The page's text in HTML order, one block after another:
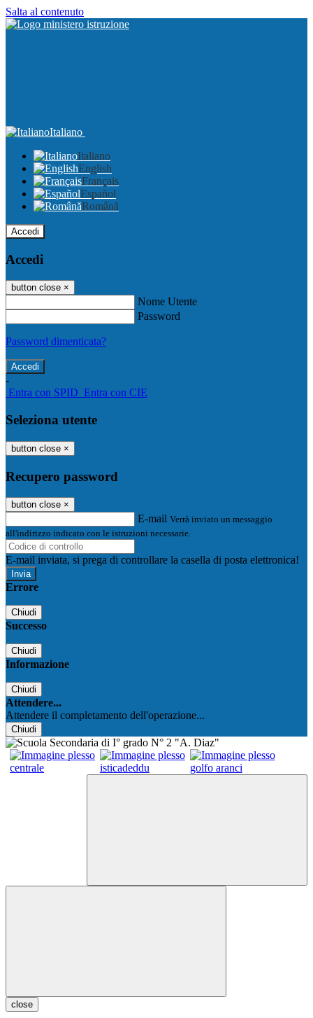
Salta al contenuto
Italiano
Italiano
English
Français
Español
Română
Accedi
Accedi
button close ×
Nome Utente
Password
Password dimenticata?
-
Entra con SPID Entra con CIE
Seleziona utente
button close ×
Recupero password
button close ×
E-mail Verrà inviato un messaggio
all'indirizzo indicato con le istruzioni necessarie.
E-mail inviata, si prega di controllare la casella di posta elettronica!
Errore
Chiudi
Successo
Chiudi
Informazione
Chiudi
Attendere...
Attendere il completamento dell'operazione...
Chiudi
close